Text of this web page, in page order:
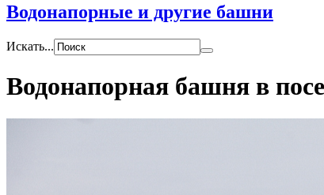
Водонапорные и другие башни
Искать...
Водонапорная башня в